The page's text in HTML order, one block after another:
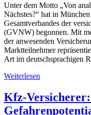
Unter dem Motto „Von
Nächstes?“ hat in
Gesamtverbandes der
(GVNW) begonnen. Mit
der anwesenden
Marktteilnehmer
Art im deutschsprachigen
Weiterlesen
Kfz-